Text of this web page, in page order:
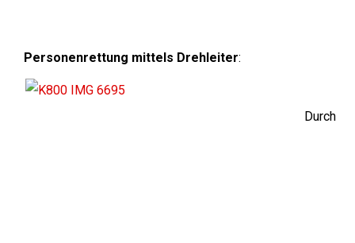
Personenrettung mittels Drehleiter:
Durch